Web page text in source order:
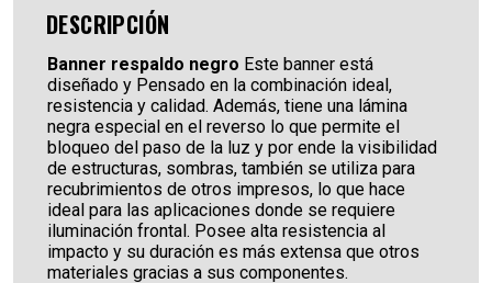
DESCRIPCIÓN
Banner respaldo negro Este banner está
diseñado y Pensado en la combinación ideal,
resistencia y calidad. Además, tiene una lámina
negra especial en el reverso lo que permite el
bloqueo del paso de la luz y por ende la visibilidad
de estructuras, sombras, también se utiliza para
recubrimientos de otros impresos, lo que hace
ideal para las aplicaciones donde se requiere
iluminación frontal. Posee alta resistencia al
impacto y su duración es más extensa que otros
materiales gracias a sus componentes.